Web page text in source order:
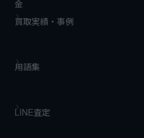
金
買取実績・事例
用語集
LINE査定